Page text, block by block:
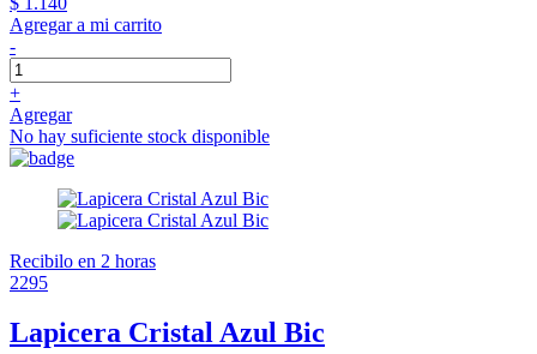
Agregar a mi carrito
-
+
Agregar
No hay suficiente stock disponible
Recibilo en 2 horas
2295
Lapicera Cristal Azul Bic